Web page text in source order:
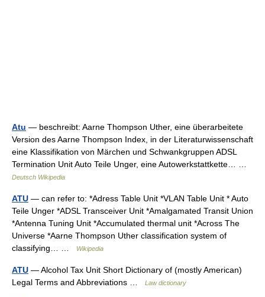
Atu — beschreibt: Aarne Thompson Uther, eine überarbeitete
Version des Aarne Thompson Index, in der Literaturwissenschaft
eine Klassifikation von Märchen und Schwankgruppen ADSL
Termination Unit Auto Teile Unger, eine Autowerkstattkette… …
Deutsch Wikipedia
ATU — can refer to: *Adress Table Unit *VLAN Table Unit * Auto
Teile Unger *ADSL Transceiver Unit *Amalgamated Transit Union
*Antenna Tuning Unit *Accumulated thermal unit *Across The
Universe *Aarne Thompson Uther classification system of
classifying… …
Wikipedia
ATU — Alcohol Tax Unit Short Dictionary of (mostly American)
Legal Terms and Abbreviations …
Law dictionary